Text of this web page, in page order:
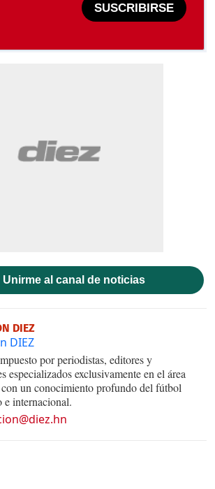
SUSCRIBIRSE
Unirme al canal de noticias
DIEZ
DIEZ
por periodistas, editores y
especializados exclusivamente en el área
un conocimiento profundo del fútbol
e internacional.